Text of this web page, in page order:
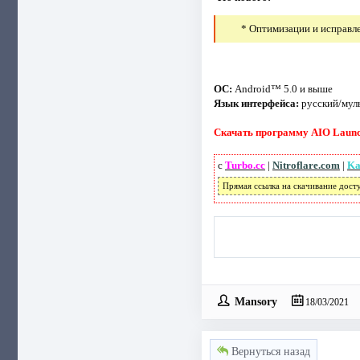
* Оптимизации и
ОС: Android™ 5.0 и выше
Язык интерфейса: русский/
Скачать программу AIO
с Turbo.cc| Nitroflare.com|
Прямая ссылка на скачивание
Mansory 18/03/2021
Вернуться назад